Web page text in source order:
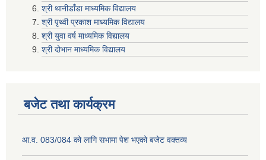
श्री थानीडाँडा माध्यमिक विद्यालय
श्री पृथ्वी प्रकाश माध्यमिक विद्यालय
श्री युवा वर्ष माध्यमिक विद्यालय
श्री दोभान माध्यमिक विद्यालय
बजेट तथा कार्यक्रम
आ.व. 083/084 को लागि सभामा पेश भएको बजेट वक्तव्य